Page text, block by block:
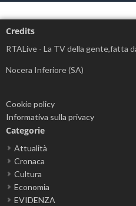
Credits
RTALive - La TV della gente,fatta
Nocera Inferiore (SA)
Cookie policy
Informativa sulla privacy
Categorie
Attualità
Cronaca
Cultura
Economia
EVIDENZA